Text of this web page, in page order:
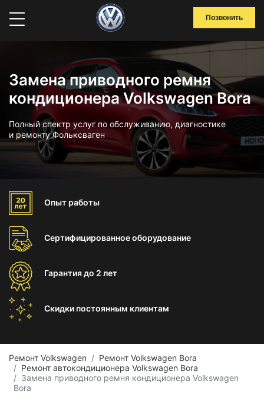
Позвонить
Замена приводного ремня
кондиционера Volkswagen Bora
Полный спектр услуг по обслуживанию, диагностике
и ремонту Фольксваген
Опыт работы
Сертифицированноеоборудование
Гарантиядо 2 лет
Скидки постоянным клиентам
Ремонт Volkswagen
Ремонт Volkswagen Bora
Ремонт автокондиционера Volkswagen Bora
Замена приводного ремня кондиционера Volkswagen
Bora